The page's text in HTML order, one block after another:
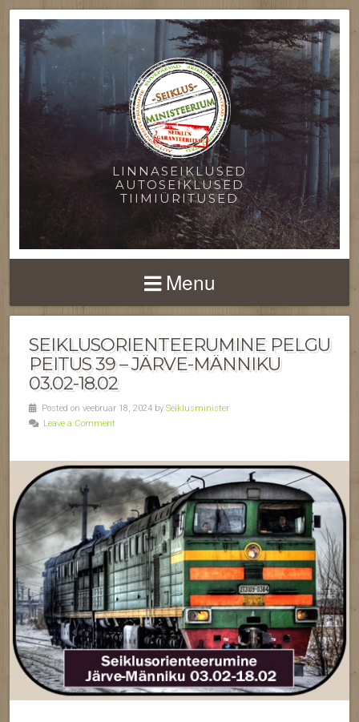
LINNASEIKLUSED
AUTOSEIKLUSED
TIIMIÜRITUSED
Menu
SEIKLUSORIENTEERUMINE PELGU
PEITUS 39 – JÄRVE-MÄNNIKU
03.02-18.02
Posted on veebruar 18, 2024 by Seiklusminister
Leave a Comment